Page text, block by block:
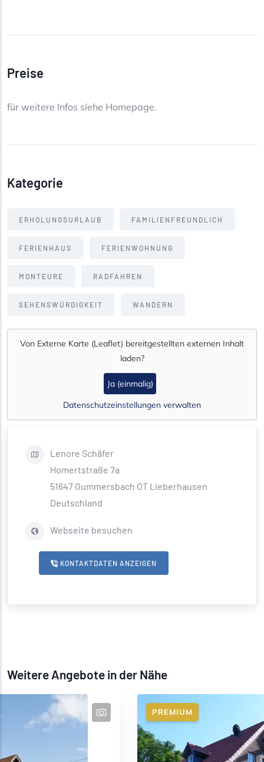
Preise
für weitere Infos siehe Homepage.
Kategorie
ERHOLUNGSURLAUB FAMILIENFREUNDLICH
FERIENHAUS FERIENWOHNUNG
MONTEURE RADFAHREN
SEHENSWÜRDIGKEIT WANDERN
Von Externe Karte (Leaflet) bereitgestellten externen Inhalt
laden?
Ja (einmalig)
Datenschutzeinstellungen verwalten
Lenore Schäfer
Homertstraße 7a
51647 Gummersbach OT Lieberhausen
Deutschland
Webseite besuchen
KONTAKTDATEN ANZEIGEN
Weitere Angebote in der Nähe
PREMIUM